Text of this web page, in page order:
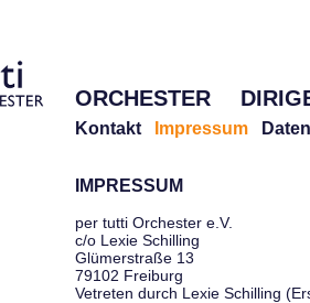
ORCHESTER
Kontakt Impressum
IMPRESSUM
per tutti Orchester e.V.
c/o Lexie Schilling
Glümerstraße 13
79102 Freiburg
Vetreten durch Lexie Schilling